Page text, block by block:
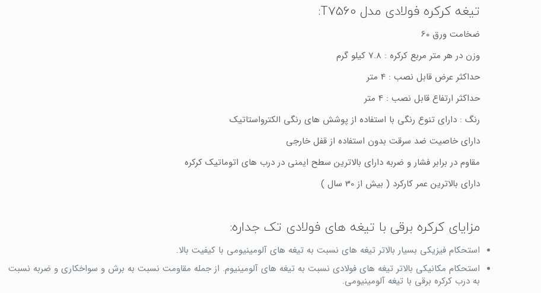
تیغه کرکره فولادی مدل T7560:
ضخامت ورق 60
وزن در هر متر مربع کرکره : 7.8 کیلو گرم
حداکثر عرض قابل نصب : 4 متر
حداکثر ارتفاع قابل نصب : 4 متر
رنگ : دارای تنوع رنگی با استفاده از پوشش های رنگی الکترواستاتیک
دارای خاصیت ضد سرقت بدون استفاده از قفل خارجی
مقاوم در برابر فشار و ضربه دارای بالاترین سطح ایمنی در درب های اتوماتیک کرکره
دارای بالاترین عمر کارکرد ( بیش از 30 سال )
مزایای کرکره برقی با تیغه های فولادی تک جداره:
استحکام فیزیکی بسیار بالاتر تیغه های نسبت به تیغه های آلومینیومی با کیفیت بالا.
استحکام مکانیکی بالاتر تیغه های فولادی نسبت به تیغه های آلومینیوم. از جمله مقاومت نسبت به برش و سواخکاری و ضربه نسبت
به درب کرکره برقی با تیغه آلومینیومی.